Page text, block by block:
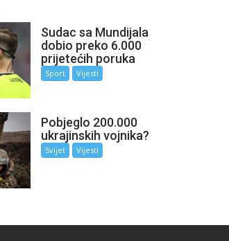
Sudac sa Mundijala
dobio preko 6.000
prijetećih poruka
Sport Vijesti
Pobjeglo 200.000
ukrajinskih vojnika?
Svijet Vijesti